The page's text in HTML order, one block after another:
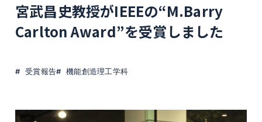
宮武昌史教授がIEEEの“M.Barry
Carlton Award”を受賞しました
受賞報告 機能創造理工学科